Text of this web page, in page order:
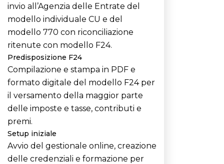
invio all’Agenzia delle Entrate del
modello individuale CU e del
modello 770 con riconciliazione
ritenute con modello F24.
Predisposizione F24
Compilazione e stampa in PDF e
formato digitale del modello F24 per
il versamento della maggior parte
delle imposte e tasse, contributi e
premi.
Setup iniziale
Avvio del gestionale online, creazione
delle credenziali e formazione per